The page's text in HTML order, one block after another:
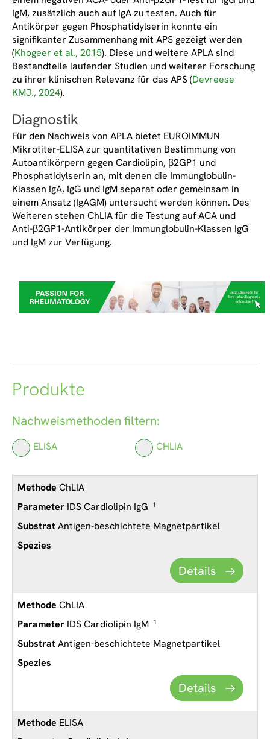
IgM, zusätzlich auch auf IgA zu testen. Auch für
Antikörper gegen Phosphatidylserin konnte ein
signifikanter Zusammenhang mit APS gezeigt werden
(Khogeer et al., 2015). Diese und weitere APLA sind
Bestandteile laufender Studien und weiterer Forschung
zu ihrer klinischen Relevanz für das APS (Devreese
KMJ., 2024).
Diagnostik
Für den Nachweis von APLA bietet EUROIMMUN
Mikrotiter-ELISA zur quantitativen Bestimmung von
Autoantikörpern gegen Cardiolipin, β2GP1 und
Phosphatidylserin an, mit denen die Immunglobulin-
Klassen IgA, IgG und IgM separat oder gemeinsam in
einem Ansatz (IgAGM) untersucht werden können. Des
Weiteren stehen ChLIA für die Testung auf ACA und
Anti-β2GP1-Antikörper der Immunglobulin-Klassen IgG
und IgM zur Verfügung.
Produkte
Nachweismethoden filtern:
ELISA CHLIA
ChLIA
IDS Cardiolipin IgG
1
Antigen-beschichtete Magnetpartikel
Details
ChLIA
IDS Cardiolipin IgM 1
Antigen-beschichtete Magnetpartikel
Details
ELISA